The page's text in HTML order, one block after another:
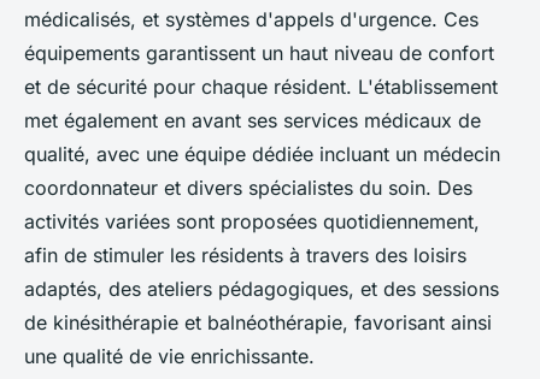
médicalisés, et systèmes d'appels d'urgence. Ces
équipements garantissent un haut niveau de confort
et de sécurité pour chaque résident. L'établissement
met également en avant ses services médicaux de
qualité, avec une équipe dédiée incluant un médecin
coordonnateur et divers spécialistes du soin. Des
activités variées sont proposées quotidiennement,
afin de stimuler les résidents à travers des loisirs
adaptés, des ateliers pédagogiques, et des sessions
de kinésithérapie et balnéothérapie, favorisant ainsi
une qualité de vie enrichissante.